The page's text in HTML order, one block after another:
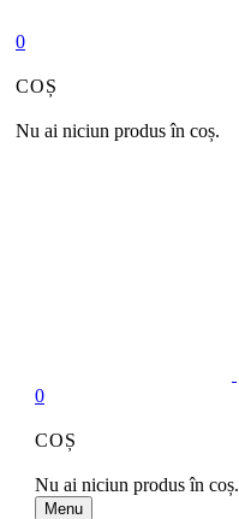
0
COȘ
Nu ai niciun produs în coș.
0
COȘ
Nu ai niciun produs în coș.
Menu